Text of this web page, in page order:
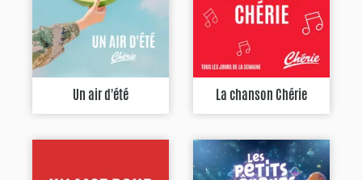
Un air d'été La chanson Chérie